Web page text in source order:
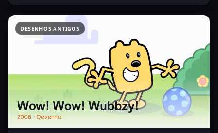
DESENHOS ANTIGOS